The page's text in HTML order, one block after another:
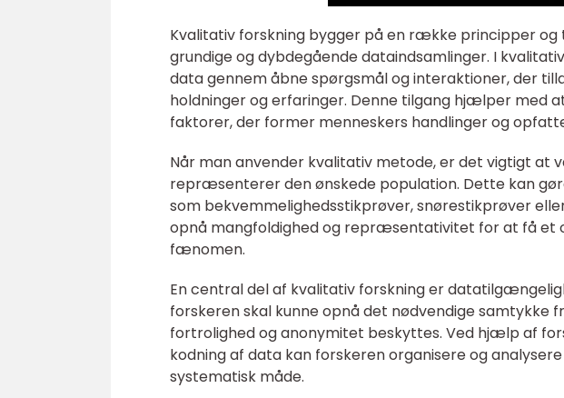
Kvalitativ forskning bygger på en række principper
grundige og dybdegående dataindsamlinger. I
data gennem åbne spørgsmål og interaktioner, der
holdninger og erfaringer. Denne tilgang hjælper med
faktorer, der former menneskers handlinger og
Når man anvender kvalitativ metode, er det vigtigt at
repræsenterer den ønskede population. Dette kan
som bekvemmelighedsstikprøver, snørestikprøver
opnå mangfoldighed og repræsentativitet for at få et
fænomen.
En central del af kvalitativ forskning er
forskeren skal kunne opnå det nødvendige samtykke
fortrolighed og anonymitet beskyttes. Ved hjælp af
kodning af data kan forskeren organisere og
systematisk måde.